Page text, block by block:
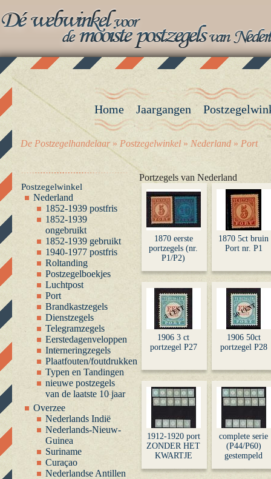
Postzegelwinkel
Nederland
1852-1939 postfris
1852-1939
ongebruikt
1852-1939 gebruikt
1940-1977 postfris
Roltanding
Postzegelboekjes
Luchtpost
Port
Brandkastzegels
Dienstzegels
Telegramzegels
Eerstedagenveloppen
Interneringzegels
Plaatfouten/foutdrukken
Typen en Tandingen
nieuwe postzegels
van de laatste 10 jaar
Overzee
Nederlands Indië
Nederlands-Nieuw-
Guinea
Suriname
Curaçao
Nederlandse Antillen
Portzegels van Nederland
1870 eerste
portzegels (nr.
P1/P2)
1870 5ct bruin
Port nr. P1
1906 3 ct
portzegel P27
1906 50ct
portzegel P28
1912-1920 port
ZONDER HET
KWARTJE
complete serie
(P44/P60)
gestempeld
Home Jaargangen
De Postzegelhandelaar» Postzegelwinkel » Nederland » Port